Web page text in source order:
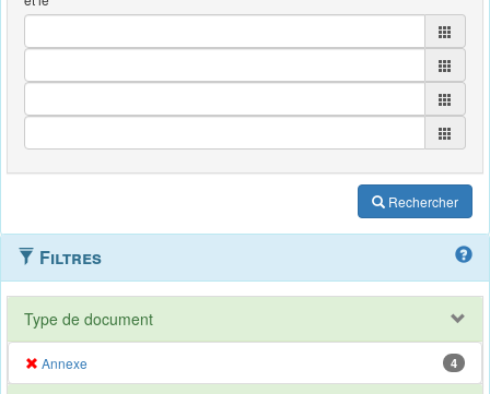
Rechercher
Filtres
Type de document
Annexe 4